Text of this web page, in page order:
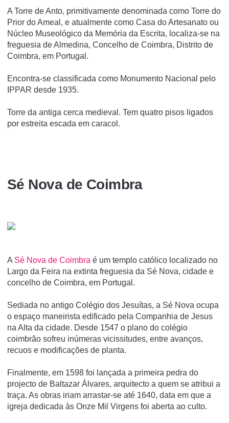
A Torre de Anto, primitivamente denominada como Torre do
Prior do Ameal, e atualmente como Casa do Artesanato ou
Núcleo Museológico da Memória da Escrita, localiza-se na
freguesia de Almedina, Concelho de Coimbra, Distrito de
Coimbra, em Portugal.
Encontra-se classificada como Monumento Nacional pelo
IPPAR desde 1935.
Torre da antiga cerca medieval. Tem quatro pisos ligados
por estreita escada em caracol.
Sé Nova de Coimbra
A Sé Nova de Coimbra é um templo católico localizado no
Largo da Feira na extinta freguesia da Sé Nova, cidade e
concelho de Coimbra, em Portugal.
Sediada no antigo Colégio dos Jesuítas, a Sé Nova ocupa
o espaço maneirista edificado pela Companhia de Jesus
na Alta da cidade. Desde 1547 o plano do colégio
coimbrão sofreu inúmeras vicissitudes, entre avanços,
recuos e modificações de planta.
Finalmente, em 1598 foi lançada a primeira pedra do
projecto de Baltazar Álvares, arquitecto a quem se atribui a
traça. As obras iriam arrastar-se até 1640, data em que a
igreja dedicada às Onze Mil Virgens foi aberta ao culto.